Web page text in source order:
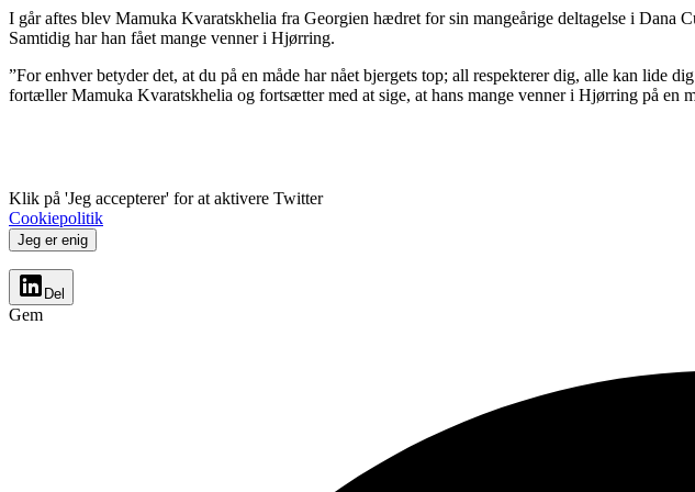
I går aftes blev Mamuka Kvaratskhelia fra Georgien hædret for sin mangeårige deltagelse i Dana
Samtidig har han fået mange venner i Hjørring.
”For enhver betyder det, at du på en måde har nået bjergets top; all respekterer dig, alle kan lide
fortæller Mamuka Kvaratskhelia og fortsætter med at sige, at hans mange venner i Hjørring på en
Klik på 'Jeg accepterer' for at aktivere Twitter
Cookiepolitik
Jeg er enig
Del
Gem